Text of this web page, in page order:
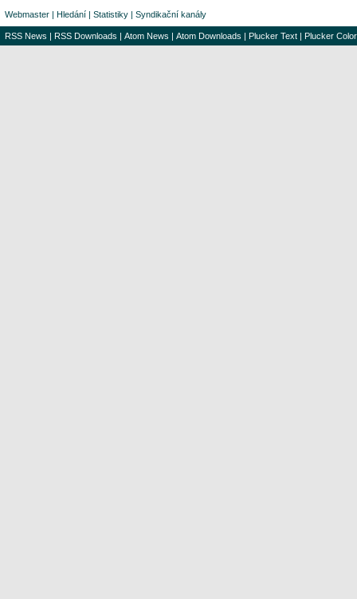
Webmaster | Hledání | Statistiky | Syndikační kanály
RSS News | RSS Downloads | Atom News | Atom Downloads | Plucker Text | Plucker Color